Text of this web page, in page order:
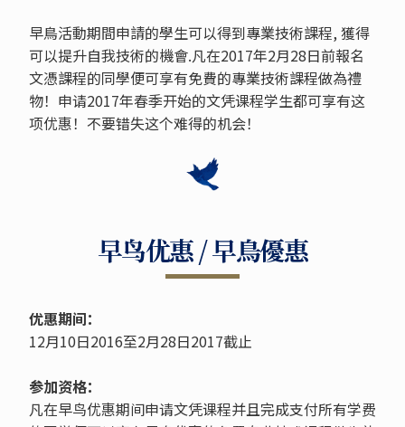
早鳥活動期間申請的學生可以得到專業技術課程, 獲得
可以提升自我技術的機會.凡在2017年2月28日前報名
文憑課程的同學便可享有免費的專業技術課程做為禮
物！申请2017年春季开始的文凭课程学生都可享有这
项优惠！不要错失这个难得的机会！
早鸟优惠 / 早鳥優惠
优惠期间：
12月10日2016至2月28日2017截止
参加资格：
凡在早鸟优惠期间申请文凭课程并且完成支付所有学费